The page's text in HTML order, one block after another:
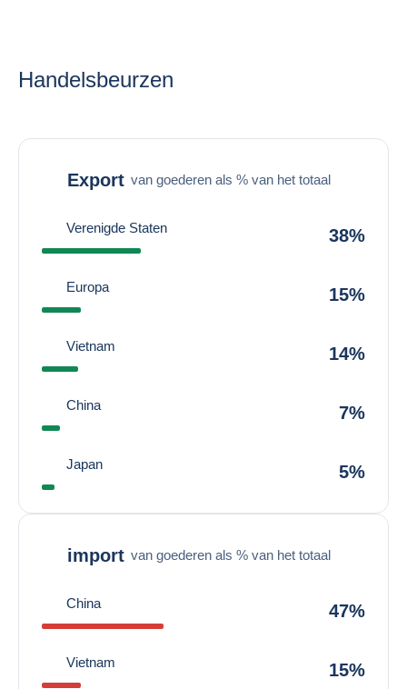
Handelsbeurzen
Export van goederen als % van het totaal
Verenigde Staten 38%
Europa 15%
Vietnam 14%
China 7%
Japan 5%
import van goederen als % van het totaal
China 47%
Vietnam 15%